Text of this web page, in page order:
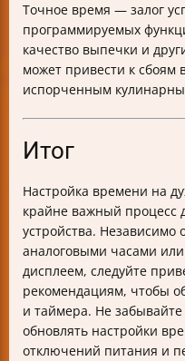
Точное время — залог
программируемых
качество выпечки и
может привести к сбоям
испорченным
Итог
Настройка времени на
крайне важный процесс
устройства. Независимо
аналоговыми часами
дисплеем, следуйте
рекомендациям, чтобы
и таймера. Не
обновлять настройки
отключений питания и